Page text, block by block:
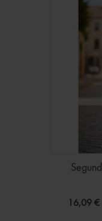
16,09 €